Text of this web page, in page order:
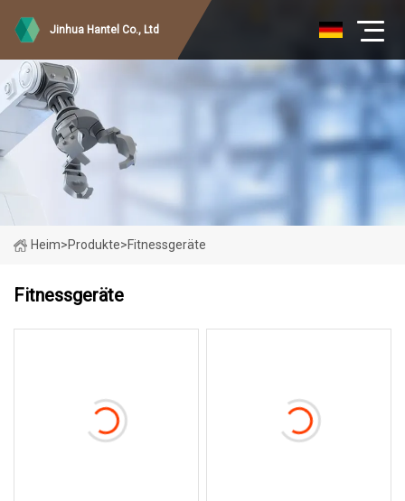
Jinhua Hantel Co., Ltd
Heim>Produkte>Fitnessgeräte
Fitnessgeräte